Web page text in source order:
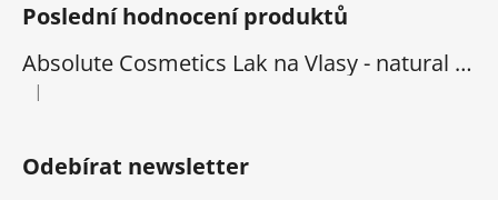
Poslední hodnocení produktů
Absolute Cosmetics Lak na Vlasy - natural 1000 ml
Hodnocení produktu je 5 z 5 hvězdiček.
|
Odebírat newsletter